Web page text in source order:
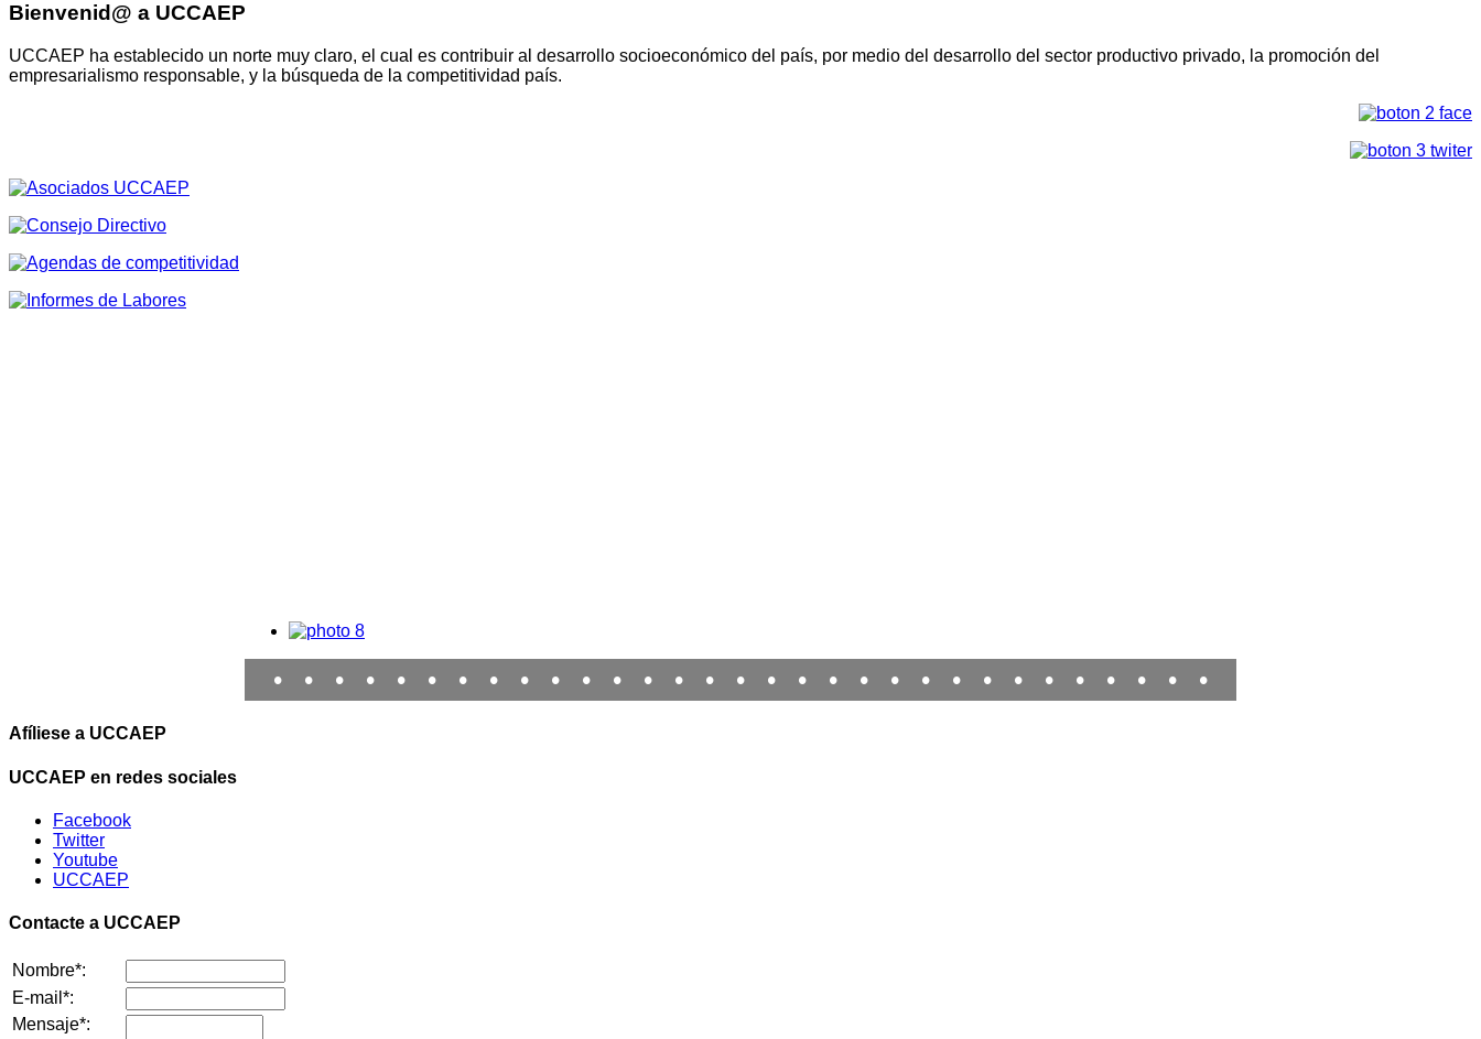
Bienvenid@ a UCCAEP
UCCAEP ha establecido un norte muy claro, el cual es contribuir al desarrollo socioeconómico del país, por medio del desarrollo del sector productivo privado, la promoción del
empresarialismo responsable, y la búsqueda de la competitividad país.
• • • • • • • • • • • • • • • • • • • • • • • • • • • • • • •
Afíliese a UCCAEP
UCCAEP en redes sociales
Facebook
Twitter
Youtube
UCCAEP
Contacte a UCCAEP
Nombre*:
E-mail*:
Mensaje*: